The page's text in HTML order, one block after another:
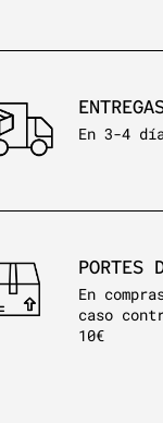
En 3-4
PORTES
En
caso
10€